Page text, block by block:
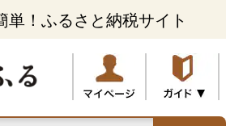
単！ふるさと納税サイト